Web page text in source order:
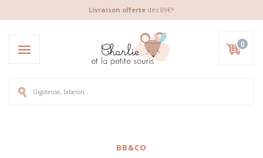
Livraison offerte dès 89€*
0
BB&CO